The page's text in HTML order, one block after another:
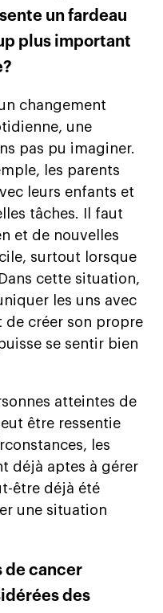
un fardeau
plus important
changement
une
pas pu imaginer.
les parents
leurs enfants et
tâches. Il faut
et de nouvelles
surtout lorsque
cette situation,
les uns avec
de créer son propre
se sentir bien
atteintes de
être ressentie
les
déjà aptes à gérer
être déjà été
une situation
de cancer
des